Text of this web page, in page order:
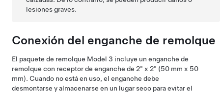
lesiones graves.
Conexión del enganche de remolque
El paquete de remolque Model 3 incluye un enganche de
remolque con receptor de enganche de 2" x 2" (50 mm x 50
mm). Cuando no está en uso, el enganche debe
desmontarse y almacenarse en un lugar seco para evitar el